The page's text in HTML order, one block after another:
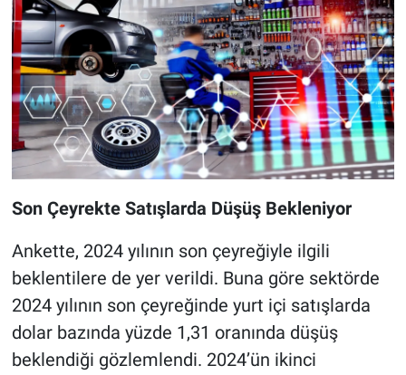
Son Çeyrekte Satışlarda Düşüş Bekleniyor
Ankette, 2024 yılının son çeyreğiyle ilgili
beklentilere de yer verildi. Buna göre sektörde
2024 yılının son çeyreğinde yurt içi satışlarda
dolar bazında yüzde 1,31 oranında düşüş
beklendiği gözlemlendi. 2024’ün ikinci